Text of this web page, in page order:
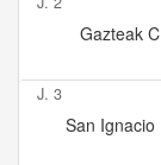
Gazteak
J. 3
San Ignacio